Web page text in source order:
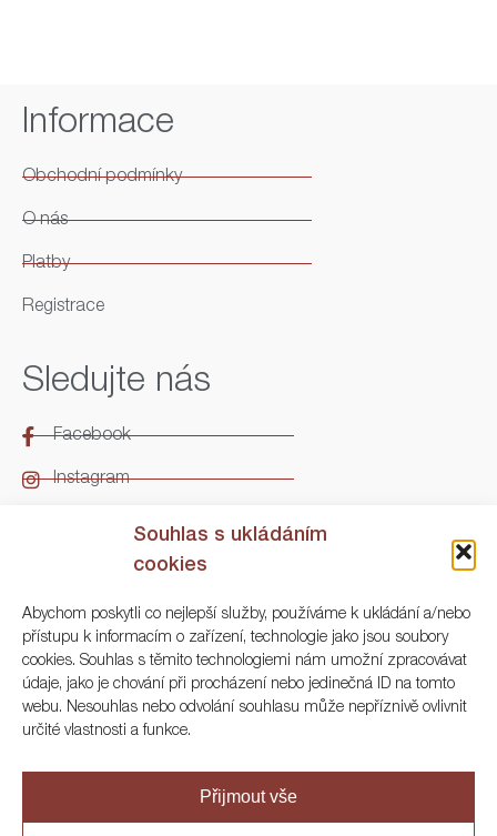
Souhlas s ukládáním
cookies
Abychom poskytli co nejlepší služby, používáme k ukládání a/nebo
přístupu k informacím o zařízení, technologie jako jsou soubory
cookies. Souhlas s těmito technologiemi nám umožní zpracovávat
údaje, jako je chování při procházení nebo jedinečná ID na tomto
webu. Nesouhlas nebo odvolání souhlasu může nepříznivě ovlivnit
určité vlastnosti a funkce.
Přijmout vše
Informace
Obchodní podmínky
O nás
Platby
Registrace
Sledujte nás
Facebook
Instagram
Kontakt
ARGO Numismatika
Korunní 83, Praha 3
+420 222 561 343
info@numisargo.com